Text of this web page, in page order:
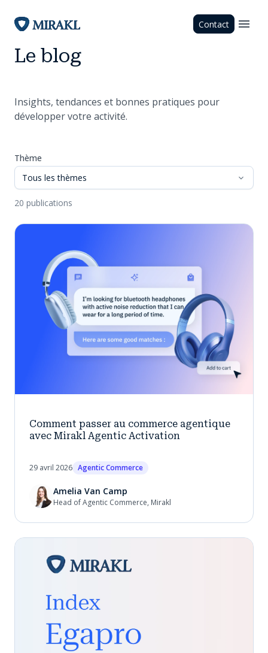
Contact
Le blog
Insights, tendances et bonnes pratiques pour
développer votre activité.
Thème
Tous les thèmes
20 publications
Comment passer au commerce agentique
avec Mirakl Agentic Activation
29 avril 2026 Agentic Commerce
Amelia Van Camp
Head of Agentic Commerce, Mirakl